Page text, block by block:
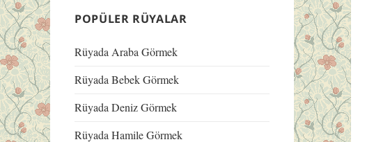
POPÜLER RÜYALAR
Rüyada Araba Görmek
Rüyada Bebek Görmek
Rüyada Deniz Görmek
Rüyada Hamile Görmek